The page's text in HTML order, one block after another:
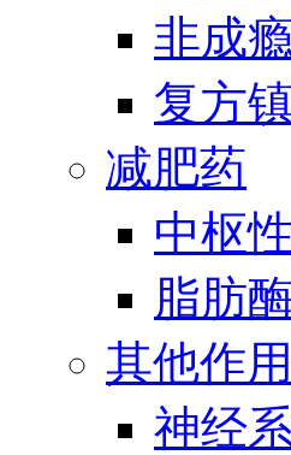
非成
复方
减肥药
中枢
脂肪
其他作
神经